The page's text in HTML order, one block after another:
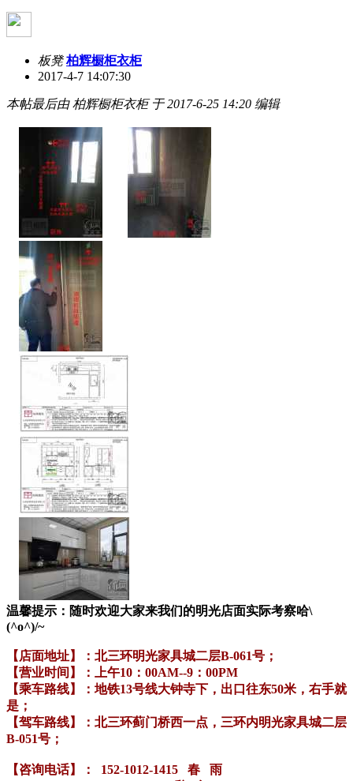
板凳 柏辉橱柜衣柜
2017-4-7 14:07:30
本帖最后由 柏辉橱柜衣柜 于 2017-6-25 14:20 编辑
温馨提示：随时欢迎大家来我们的明光店面实际考察哈\
(^o^)/~
【店面地址】：北三环明光家具城二层B-061号；
【营业时间】：上午10：00AM--9：00PM
【乘车路线】：地铁13号线大钟寺下，出口往东50米，右手就
是；
【驾车路线】：北三环蓟门桥西一点，三环内明光家具城二层
B-051号；
【咨询电话】： 152-1012-1415 春 雨